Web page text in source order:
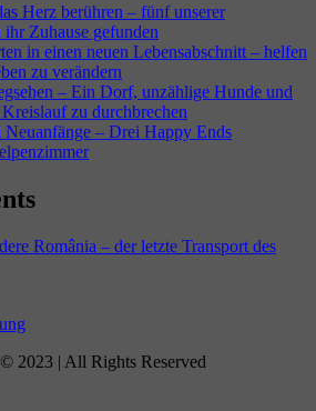
Herz berühren – fünf unserer
ihr Zuhause gefunden
in einen neuen Lebensabschnitt – helfen
zu verändern
– Ein Dorf, unzählige Hunde und
zu durchbrechen
– Drei Happy Ends
România – der letzte Transport des
2023 | All Rights Reserved